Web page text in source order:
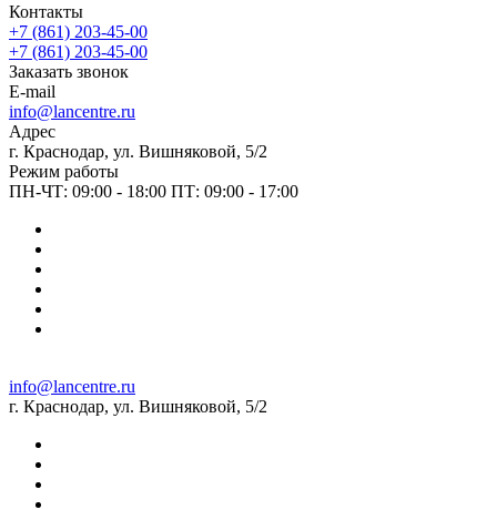
Контакты
+7 (861) 203-45-00
+7 (861) 203-45-00
Заказать звонок
E-mail
info@lancentre.ru
Адрес
г. Краснодар, ул. Вишняковой, 5/2
Режим работы
ПН-ЧТ: 09:00 - 18:00 ПТ: 09:00 - 17:00
info@lancentre.ru
г. Краснодар, ул. Вишняковой, 5/2